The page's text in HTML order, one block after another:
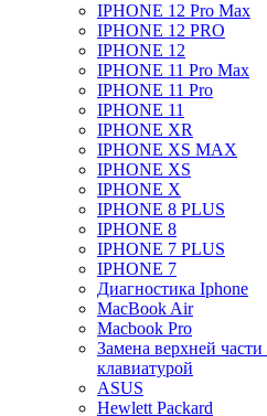
IPHONE 12 Pro Max
IPHONE 12 PRO
IPHONE 12
IPHONE 11 Pro Max
IPHONE 11 Pro
IPHONE 11
IPHONE XR
IPHONE XS MAX
IPHONE XS
IPHONE X
IPHONE 8 PLUS
IPHONE 8
IPHONE 7 PLUS
IPHONE 7
Диагностика Iphone
MacBook Air
Macbook Pro
Замена верхней
клавиатурой
ASUS
Hewlett Packard